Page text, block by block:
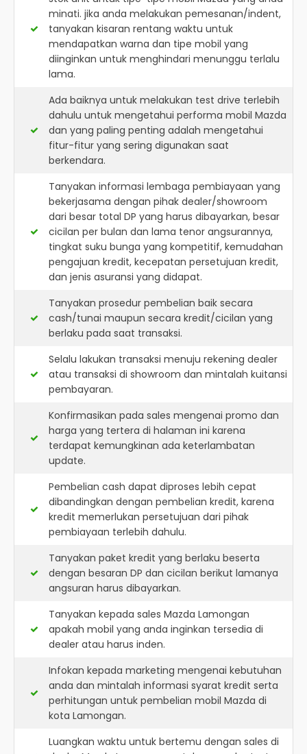
minati. jika anda melakukan pemesanan/indent,
tanyakan kisaran rentang waktu untuk
mendapatkan warna dan tipe mobil yang
diinginkan untuk menghindari menunggu terlalu
lama.
Ada baiknya untuk melakukan test drive terlebih
dahulu untuk mengetahui performa mobil Mazda
dan yang paling penting adalah mengetahui
fitur-fitur yang sering digunakan saat
berkendara.
Tanyakan informasi lembaga pembiayaan yang
bekerjasama dengan pihak dealer/showroom
dari besar total DP yang harus dibayarkan, besar
cicilan per bulan dan lama tenor angsurannya,
tingkat suku bunga yang kompetitif, kemudahan
pengajuan kredit, kecepatan persetujuan kredit,
dan jenis asuransi yang didapat.
Tanyakan prosedur pembelian baik secara
cash/tunai maupun secara kredit/cicilan yang
berlaku pada saat transaksi.
Selalu lakukan transaksi menuju rekening dealer
atau transaksi di showroom dan mintalah kuitansi
pembayaran.
Konfirmasikan pada sales mengenai promo dan
harga yang tertera di halaman ini karena
terdapat kemungkinan ada keterlambatan
update.
Pembelian cash dapat diproses lebih cepat
dibandingkan dengan pembelian kredit, karena
kredit memerlukan persetujuan dari pihak
pembiayaan terlebih dahulu.
Tanyakan paket kredit yang berlaku beserta
dengan besaran DP dan cicilan berikut lamanya
angsuran harus dibayarkan.
Tanyakan kepada sales Mazda Lamongan
apakah mobil yang anda inginkan tersedia di
dealer atau harus inden.
Infokan kepada marketing mengenai kebutuhan
anda dan mintalah informasi syarat kredit serta
perhitungan untuk pembelian mobil Mazda di
kota Lamongan.
Luangkan waktu untuk bertemu dengan sales di